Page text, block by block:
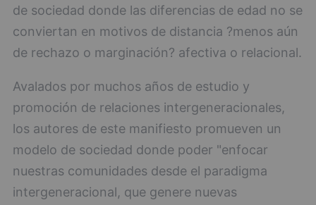
de sociedad donde las diferencias de edad no se
conviertan en motivos de distancia ?menos aún
de rechazo o marginación? afectiva o relacional.
Avalados por muchos años de estudio y
promoción de relaciones intergeneracionales,
los autores de este manifiesto promueven un
modelo de sociedad donde poder "enfocar
nuestras comunidades desde el paradigma
intergeneracional, que genere nuevas